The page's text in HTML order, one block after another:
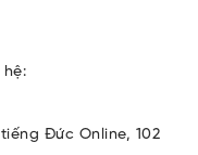
Đức Online, 102